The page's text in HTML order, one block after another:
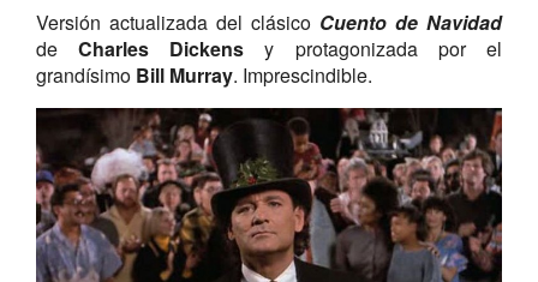
Versión actualizada del clásico Cuento de Navidad
deCharles Dickensy
protagonizada por el
grandísimo Bill Murray. Imprescindible.